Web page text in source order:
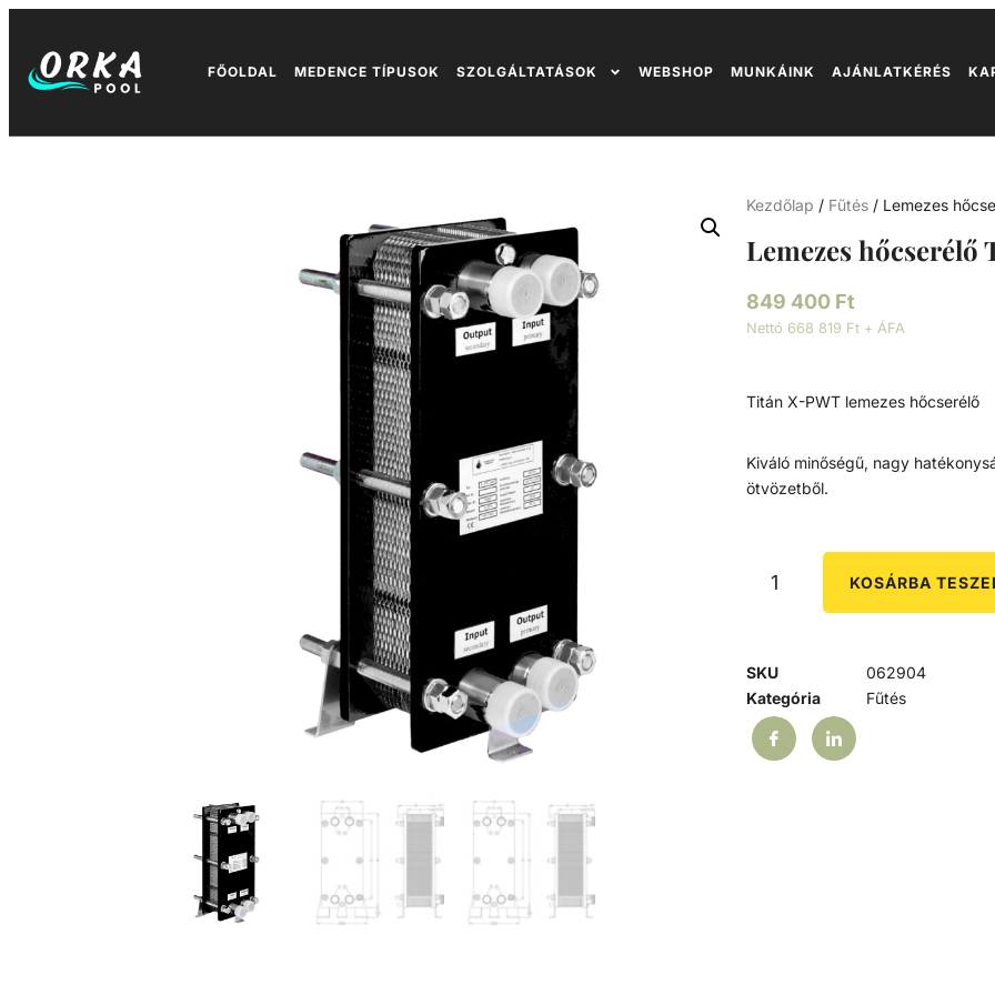
FŐOLDAL MEDENCE TÍPUSOK SZOLGÁLTATÁSOK WEBSHOP MUNKÁINK AJÁNLATKÉRÉS
Kezdőlap / Fűtés / Lemezes
Lemezes
849 400 Ft
Nettó 668 819 Ft + ÁFA
Titán X-PWT lemezes hőcserélő
Kiváló minőségű, nagy
ötvözetből.
KOSÁRBA
SKU
062904
Kategória
Fűtés